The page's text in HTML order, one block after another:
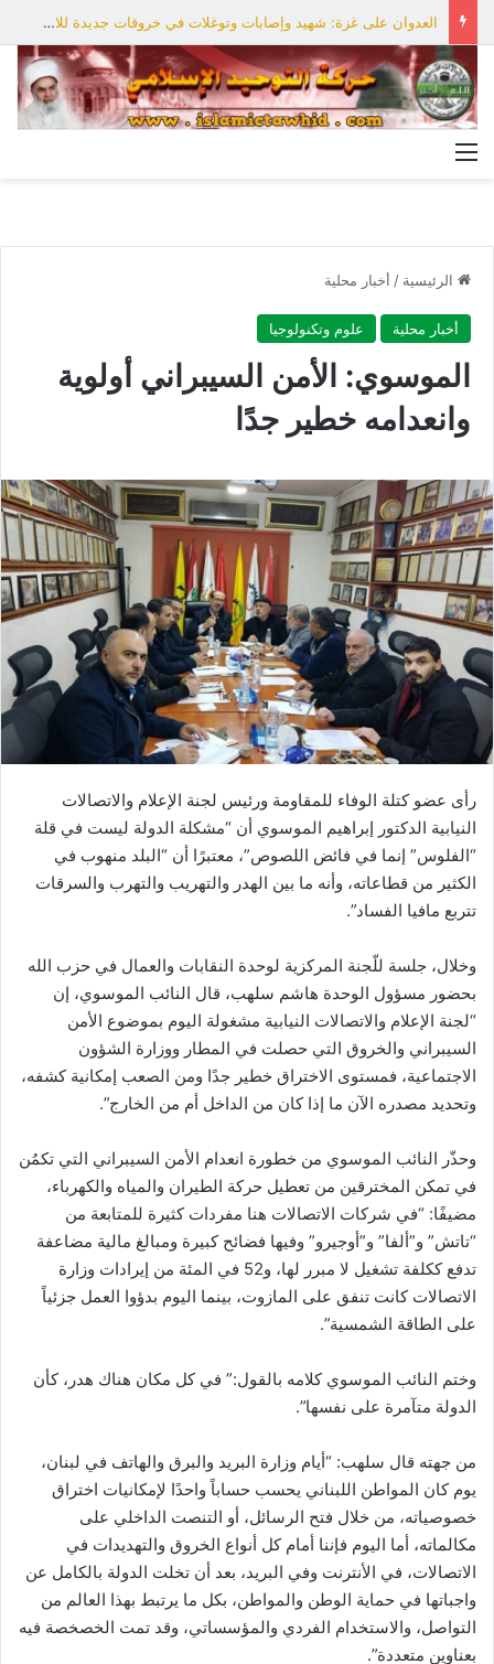
العدوان على غزة: شهيد وإصابات وتوغلات في خروقات جديدة للاحتلال
الرئيسية / أخبار محلية
أخبار محلية علوم وتكنولوجيا
الموسوي: الأمن السيبراني أولوية
وانعدامه خطير جدًا
رأى عضو كتلة الوفاء للمقاومة ورئيس لجنة الإعلام والاتصالات
النيابية الدكتور إبراهيم الموسوي أن “مشكلة الدولة ليست في قلة
“الفلوس” إنما في فائض اللصوص”، معتبرًا أن “البلد منهوب في
الكثير من قطاعاته، وأنه ما بين الهدر والتهريب والتهرب والسرقات
تتربع مافيا الفساد”.
وخلال، جلسة للّجنة المركزية لوحدة النقابات والعمال في حزب الله
بحضور مسؤول الوحدة هاشم سلهب، قال النائب الموسوي، إن
“لجنة الإعلام والاتصالات النيابية مشغولة اليوم بموضوع الأمن
السيبراني والخروق التي حصلت في المطار ووزارة الشؤون
الاجتماعية، فمستوى الاختراق خطير جدًا ومن الصعب إمكانية كشفه،
وتحديد مصدره الآن ما إذا كان من الداخل أم من الخارج”.
وحذّر النائب الموسوي من خطورة انعدام الأمن السيبراني التي تكمُن
في تمكن المخترقين من تعطيل حركة الطيران والمياه والكهرباء،
مضيفًا: “في شركات الاتصالات هنا مفردات كثيرة للمتابعة من
“تاتش” و”ألفا” و”أوجيرو” وفيها فضائح كبيرة ومبالغ مالية مضاعفة
تدفع ككلفة تشغيل لا مبرر لها، و52 في المئة من إيرادات وزارة
الاتصالات كانت تنفق على المازوت، بينما اليوم بدؤوا العمل جزئياً
على الطاقة الشمسية”.
وختم النائب الموسوي كلامه بالقول:” في كل مكان هناك هدر، كأن
الدولة متآمرة على نفسها”.
من جهته قال سلهب: “أيام وزارة البريد والبرق والهاتف في لبنان،
يوم كان المواطن اللبناني يحسب حساباً واحدًا لإمكانيات اختراق
خصوصياته، من خلال فتح الرسائل، أو التنصت الداخلي على
مكالماته، أما اليوم فإننا أمام كل أنواع الخروق والتهديدات في
الاتصالات، في الأنترنت وفي البريد، بعد أن تخلت الدولة بالكامل عن
واجباتها في حماية الوطن والمواطن، بكل ما يرتبط بهذا العالم من
التواصل، والاستخدام الفردي والمؤسساتي، وقد تمت الخصخصة فيه
بعناوين متعددة”.